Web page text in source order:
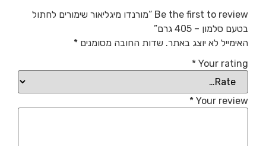
Be the first to review “מורנדו מיגליאור שימורים לחתול
בטעם סלמון – 405 גרם”
האימייל לא יוצג באתר. שדות החובה מסומנים *
Your rating
*
Your review
*